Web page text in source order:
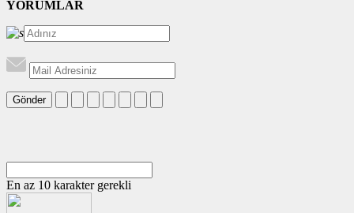
YORUMLAR
Gönder
En az 10 karakter gerekli